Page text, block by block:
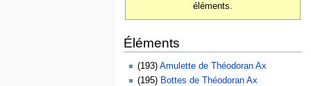
éléments.
Éléments
(193)Amulette de Théodoran Ax
(195) Bottes de Théodoran Ax